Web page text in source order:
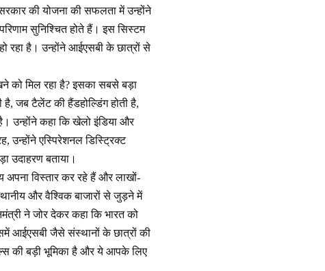
सरकार की योजना की सफलता में उन्होंने
सुनिश्चित होते हैं। इस सिस्टम
रहा है। उन्होंने आईएसबी के छात्रों से
को मिल रहा है? इसका सबसे बड़ा
जब टैलेंट की हैंडहोल्डिंग होती है,
उन्होंने कहा कि खेलो इंडिया और
एस्पिरेशनल डिस्ट्रिक्ट
उदाहरण बताया।
अपना विस्तार कर रहे हैं और लाखों-
और वैश्विक बाजारों से जुड़ने में
ने जोर देकर कहा कि भारत को
आईएसबी जैसे संस्थानों के छात्रों की
की बड़ी भूमिका है और ये आपके लिए